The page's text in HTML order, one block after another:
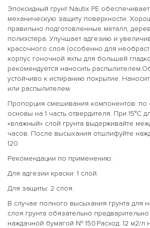
Эпоксидный грунт Nautix PE
механическую защиту поверхности.
правильно подготовленные металл,
полиэстера. Улучшает адгезию и
красочного слоя (особенно для
корпус гоночной яхты для большей
рекомендуется наносить
устойчиво к истиранию покрытие.
или распылителем.
Пропорция смешивания компонентов: по
основы на 1 часть отвердителя. При 15°С
«влажный» слой грунта выдерживайте
часов. После высыхания отшлифуйте
120.
Рекомендации по применению:
Для адгезии краски: 1 слой.
Для защиты: 2 слоя.
В случае полного высыхания грунта для
слоя грунта обязательно
наждачной бумагой № 150.Расход: 12 м2/л